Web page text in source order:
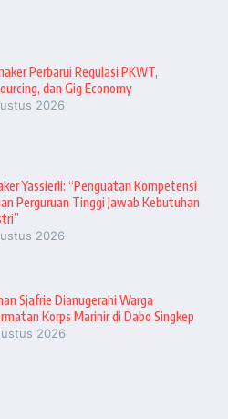
Perbarui Regulasi PKWT,
dan Gig Economy
2026
Yassierli: “Penguatan Kompetensi
Perguruan Tinggi Jawab Kebutuhan
2026
Sjafrie Dianugerahi Warga
Korps Marinir di Dabo Singkep
2026